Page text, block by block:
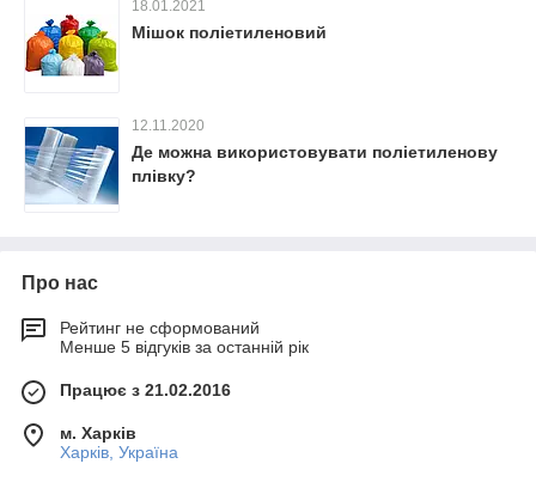
18.01.2021
Мішок поліетиленовий
12.11.2020
Де можна використовувати поліетиленову
плівку?
Про нас
Рейтинг не сформований
Менше 5 відгуків за останній рік
Працює з 21.02.2016
м. Харків
Харків, Україна